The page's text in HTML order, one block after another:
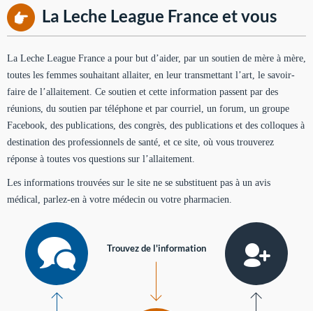
La Leche League France et vous
La Leche League France a pour but d’aider, par un soutien de mère à mère,
toutes les femmes souhaitant allaiter, en leur transmettant l’art, le savoir-
faire de l’allaitement. Ce soutien et cette information passent par des
réunions, du soutien par téléphone et par courriel, un forum, un groupe
Facebook, des publications, des congrès, des publications et des colloques à
destination des professionnels de santé, et ce site, où vous trouverez
réponse à toutes vos questions sur l’allaitement.
Les informations trouvées sur le site ne se substituent pas à un avis
médical, parlez-en à votre médecin ou votre pharmacien.
Trouvez de l'information